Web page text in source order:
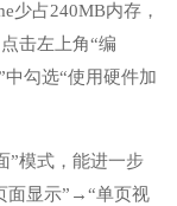
少占240MB内存，
击左上角“编
勾选“使用硬件加
”模式，能进一步
面显示”→“单页视